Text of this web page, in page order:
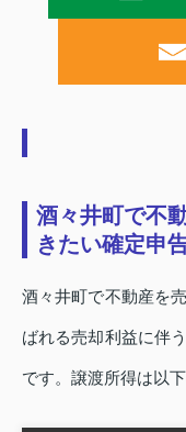
酒々井町で不
きたい確定申
酒々井町で不動産を
ばれる売却利益に伴
です。譲渡所得は以